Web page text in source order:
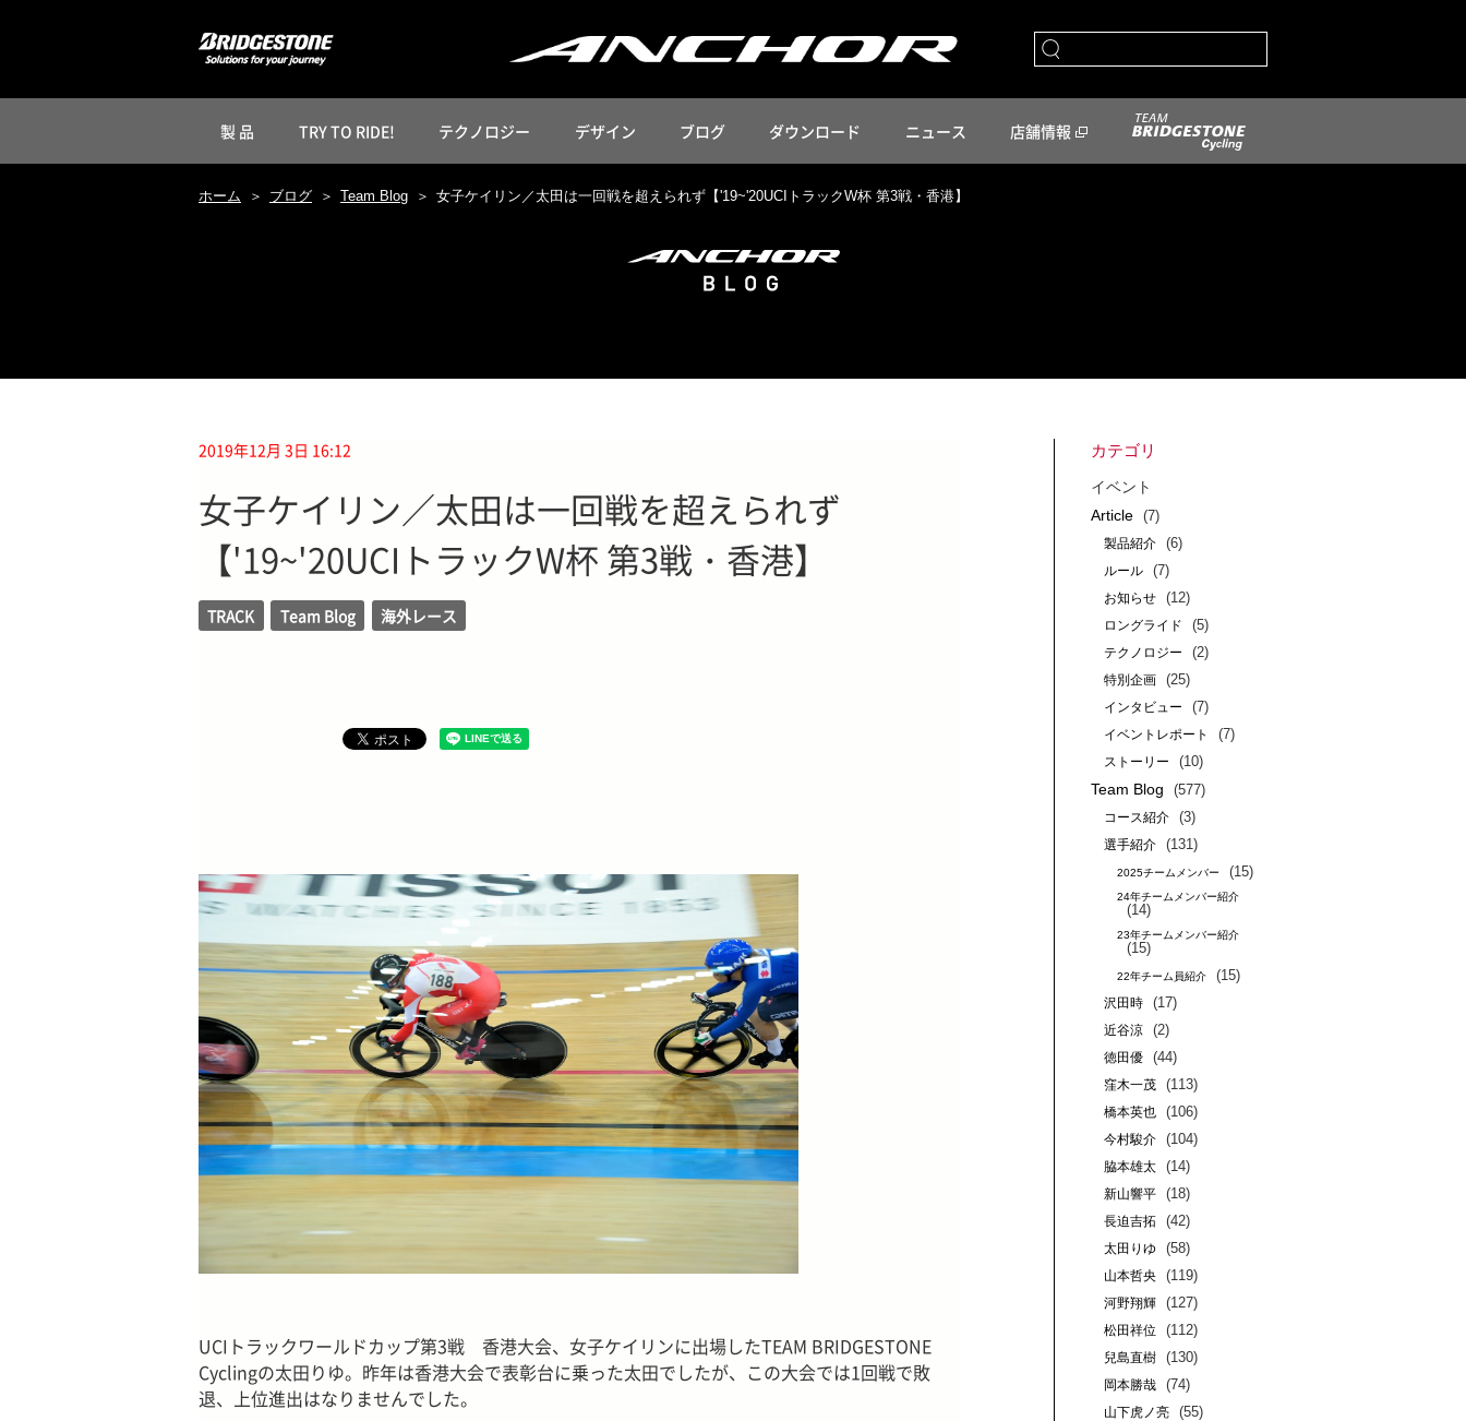
製 品 TRY TO RIDE! テクノロジー デザイン ブログ ダウンロード ニュース 店舗情報
ホーム ブログ Team Blog 女子ケイリン／太田は一回戦を超えられず【'19~'20UCIトラックW杯 第3戦・香港】
2019年12月 3日 16:12
女子ケイリン／太田は一回戦を超えられず
【'19~'20UCIトラックW杯 第3戦・香港】
TRACK Team Blog 海外レース
UCIトラックワールドカップ第3戦 香港大会、女子ケイリンに出場したTEAM BRIDGESTONE
Cyclingの太田りゆ。昨年は香港大会で表彰台に乗った太田でしたが、この大会では1回戦で敗
退、上位進出はなりませんでした。
カテゴリ
イベント
Article
(7)
製品紹介 (6)
ルール (7)
お知らせ (12)
ロングライド (5)
テクノロジー (2)
特別企画 (25)
インタビュー (7)
イベントレポート (7)
ストーリー (10)
Team Blog (577)
コース紹介 (3)
選手紹介 (131)
2025チームメンバー (15)
24年チームメンバー紹介
(14)
23年チームメンバー紹介
(15)
22年チーム員紹介 (15)
沢田時 (17)
近谷涼 (2)
徳田優 (44)
窪木一茂 (113)
橋本英也 (106)
今村駿介 (104)
脇本雄太 (14)
新山響平 (18)
長迫吉拓 (42)
太田りゆ (58)
山本哲央 (119)
河野翔輝 (127)
松田祥位 (112)
兒島直樹 (130)
岡本勝哉 (74)
山下虎ノ亮 (55)